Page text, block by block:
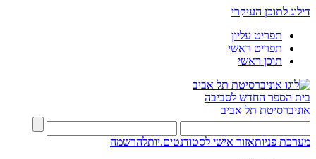
דילוג לתוכן העיקרי
תפריט עליון
תפריט ראשי
תוכן ראשי
בית הספר החדש לסביבה
אוניברסיטת תל אביב
מערכת פניותאזור אישי לסטודנטים.יותלהרשמה